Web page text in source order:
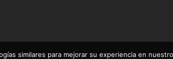
similares para mejorar su experiencia en